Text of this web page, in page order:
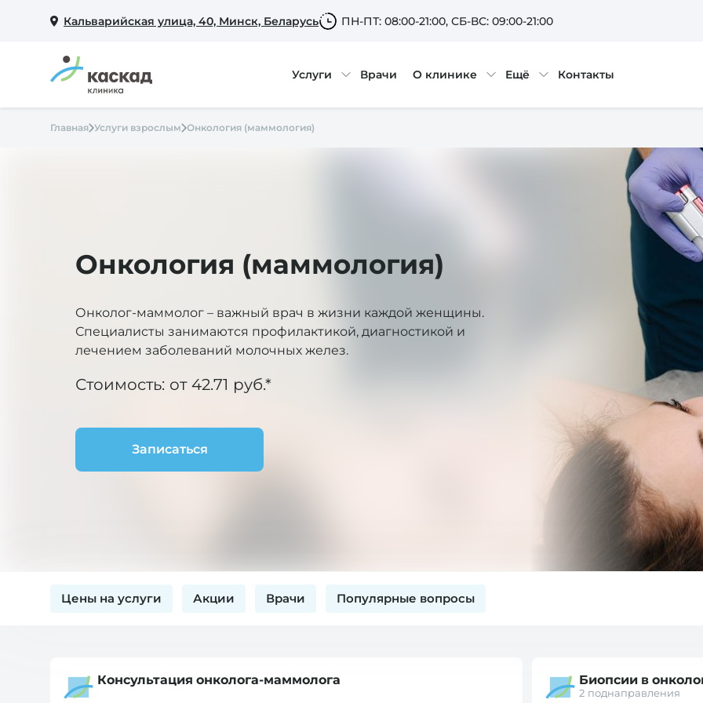
Кальварийская улица, 40, Минск, Беларусь ПН-ПТ: 08:00-21:00, СБ-ВС: 09:00-21:00
Услуги Врачи О клинике Ещё Контакты
Главная Услуги взрослым Онкология (маммология)
Онкология (маммология)
Онколог-маммолог – важный врач в жизни каждой женщины.
Специалисты занимаются профилактикой, диагностикой и
лечением заболеваний молочных желез.
Стоимость: от 42.71 руб.*
Записаться
Цены на услуги Акции Врачи Популярные вопросы
Консультация онколога-маммолога Биопсии в
2 поднаправления